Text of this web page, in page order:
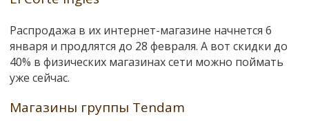
Распродажа в их интернет-магазине начнется 6
января и продлятся до 28 февраля. А вот скидки до
40% в физических магазинах сети можно поймать
уже сейчас.
Магазины группы Tendam